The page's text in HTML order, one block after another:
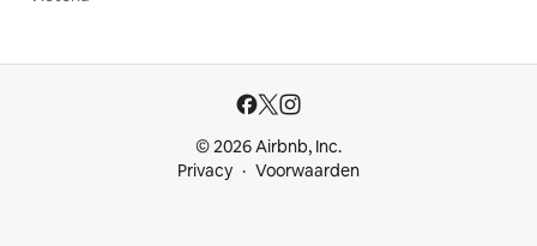
© 2026 Airbnb, Inc.
Privacy
Voorwaarden